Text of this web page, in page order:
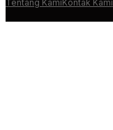
Tentang KamiKontak Kami